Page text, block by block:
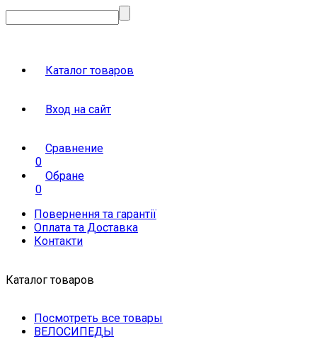
Каталог товаров
Вход на сайт
Сравнение
0
Обране
0
Повернення та гарантії
Оплата та Доставка
Контакти
Каталог товаров
Посмотреть все товары
ВЕЛОСИПЕДЫ